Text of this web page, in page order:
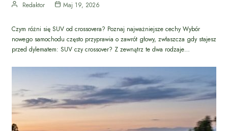
Redaktor Maj 19, 2026
Czym różni się SUV od crossovera? Poznaj najważniejsze cechy Wybór
nowego samochodu często przyprawia o zawrót głowy, zwłaszcza gdy stajesz
przed dylematem: SUV czy crossover? Z zewnątrz te dwa rodzaje…